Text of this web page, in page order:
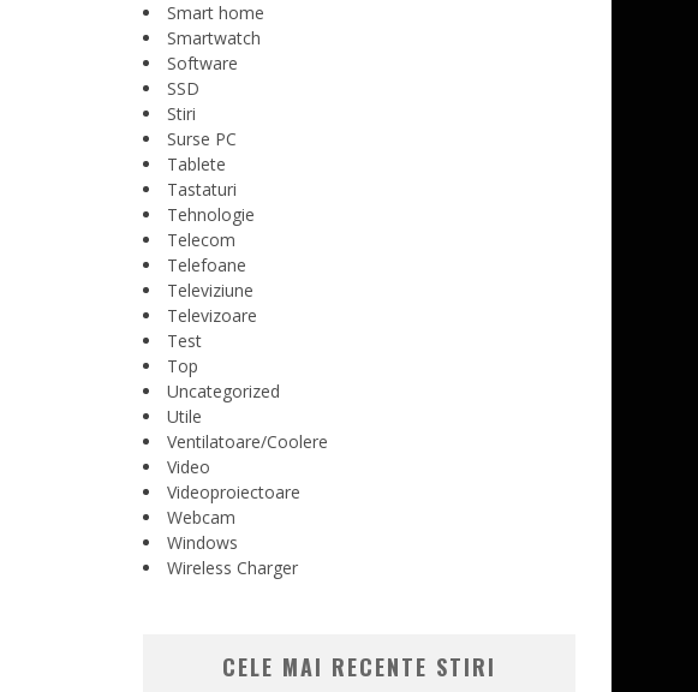
Smart home
Smartwatch
Software
SSD
Stiri
Surse PC
Tablete
Tastaturi
Tehnologie
Telecom
Telefoane
Televiziune
Televizoare
Test
Top
Uncategorized
Utile
Ventilatoare/Coolere
Video
Videoproiectoare
Webcam
Windows
Wireless Charger
CELE MAI RECENTE STIRI